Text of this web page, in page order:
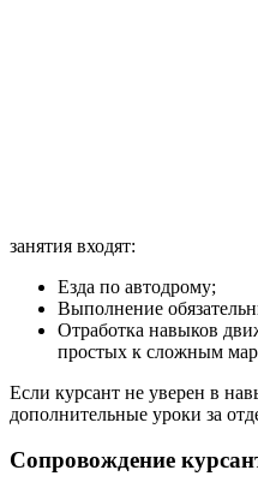
занятия входят:
Езда по автодрому;
Выполнение
Отработка навыков
простых к сложным
Если курсант не уверен в
дополнительные уроки за
Сопровождение